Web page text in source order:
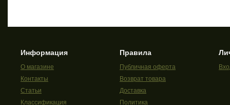
Информация
О магазине
Контакты
Статьи
Классификация
Правила
Публичная оферта
Возврат товара
Доставка
Политика